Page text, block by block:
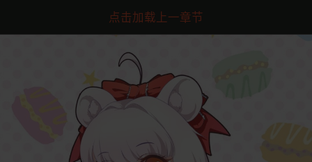
点击加载上一章节